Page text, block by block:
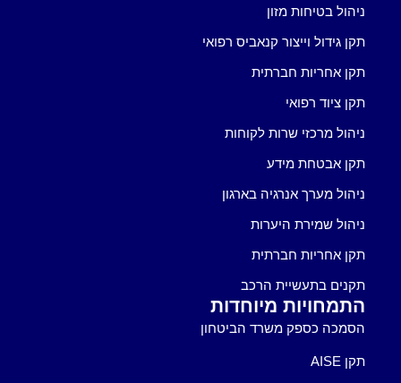
ניהול בטיחות מזון
תקן גידול וייצור קנאביס רפואי
תקן אחריות חברתית
תקן ציוד רפואי
ניהול מרכזי שרות לקוחות
תקן אבטחת מידע
ניהול מערך אנרגיה בארגון
ניהול שמירת היערות
תקן אחריות חברתית
תקנים בתעשיית הרכב
התמחויות מיוחדות
הסמכה כספק משרד הביטחון
תקן AISE